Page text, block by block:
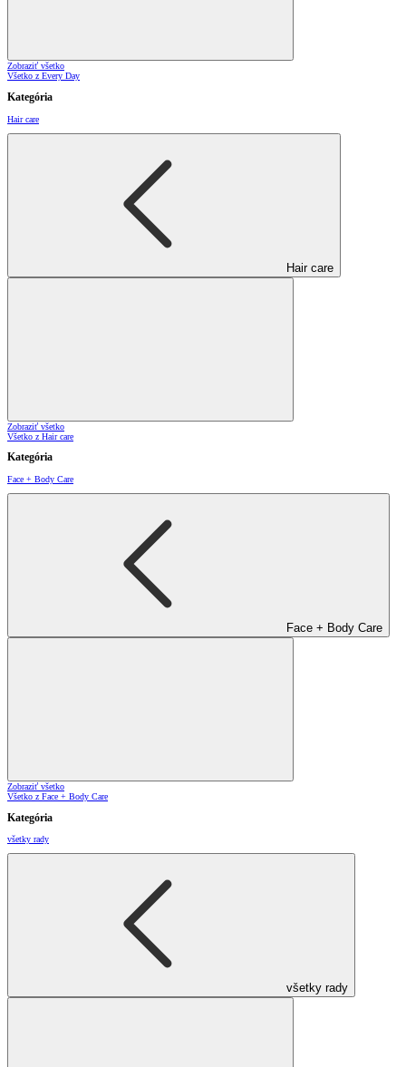
Zobraziť všetko
Všetko z Every Day
Kategória
Hair care
Hair care
Zobraziť všetko
Všetko z Hair care
Kategória
Face + Body Care
Face + Body Care
Zobraziť všetko
Všetko z Face + Body Care
Kategória
všetky rady
všetky rady